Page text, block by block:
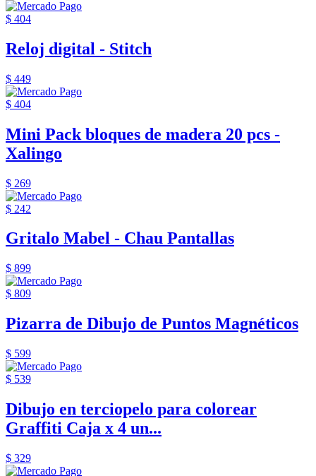
$ 404
Reloj digital - Stitch
$ 449
$ 404
Mini Pack bloques de madera 20 pcs -
Xalingo
$ 269
$ 242
Gritalo Mabel - Chau Pantallas
$ 899
$ 809
Pizarra de Dibujo de Puntos Magnéticos
$ 599
$ 539
Dibujo en terciopelo para colorear
Graffiti Caja x 4 un...
$ 329